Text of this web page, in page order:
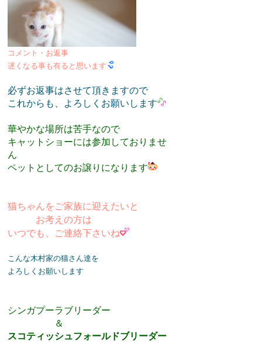
コメント・お返事
遅くなる事も有ると思います
必ずお返事はさせて頂きますので
これからも、よろしくお願いします
華やかな場所は苦手なので
キャットショーには参加しておりませ
ん
ペットとしてのお譲りになります
猫ちゃんをご家族に迎えたいと
お考えの方は
いつでも、ご連絡下さいね
こんな木村家の猫さん達を
よろしくお願いします
シンガプーラブリーダー
＆
スコティッシュフォールドブリーダー